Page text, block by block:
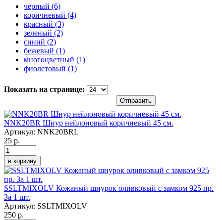
чёрный (6)
коричневый (4)
красный (3)
зеленый (2)
синий (2)
бежевый (1)
многоцветный (1)
фиолетовый (1)
Показать на странице:
Отправить
NNK20ВR Шнур нейлоновый коричневый 45 см.
Артикул: NNK20ВRL
25 р.
в корзину
SSLTMIXOLV Кожаный шнурок оливковый с замком 925 пр.
За 1 шт.
Артикул: SSLTMIXOLV
250 р.